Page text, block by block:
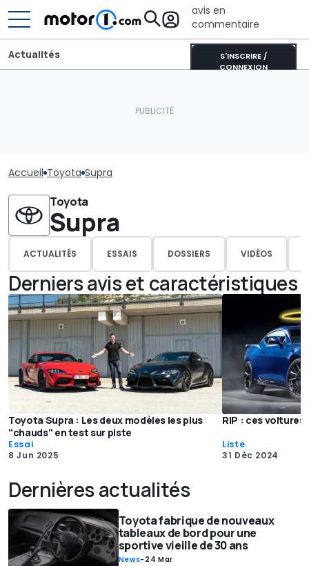
avis en
commentaire
S'INSCRIRE /
CONNEXION
Actualités
Accueil Toyota Supra
Toyota
Supra
ACTUALITÉS ESSAIS DOSSIERS VIDÉOS
Derniers avis et caractéristiques
Toyota Supra : Les deux modèles les plus
"chauds" en test sur piste
Essai
8 Jun 2025
RIP : ces voitures
Liste
31 Déc 2024
Dernières actualités
Toyota fabrique de nouveaux
tableaux de bord pour une
sportive vieille de 30 ans
News- 24 Mar